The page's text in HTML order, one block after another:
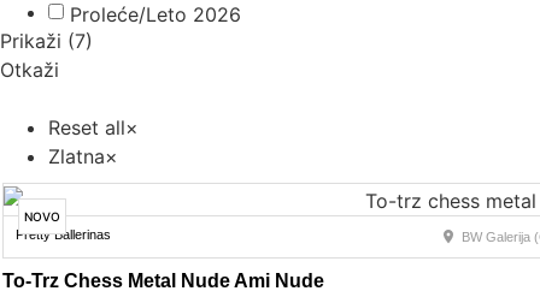
Proleće/Leto 2026
Prikaži (7)
Otkaži
Reset all×
Zlatna×
NOVO
Pretty Ballerinas
BW Galerija
To-Trz Chess Metal Nude Ami Nude